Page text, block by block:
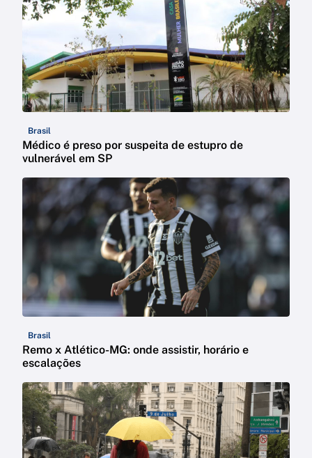
Brasil
Médico é preso por suspeita de estupro de
vulnerável em SP
Brasil
Remo x Atlético-MG: onde assistir, horário e
escalações